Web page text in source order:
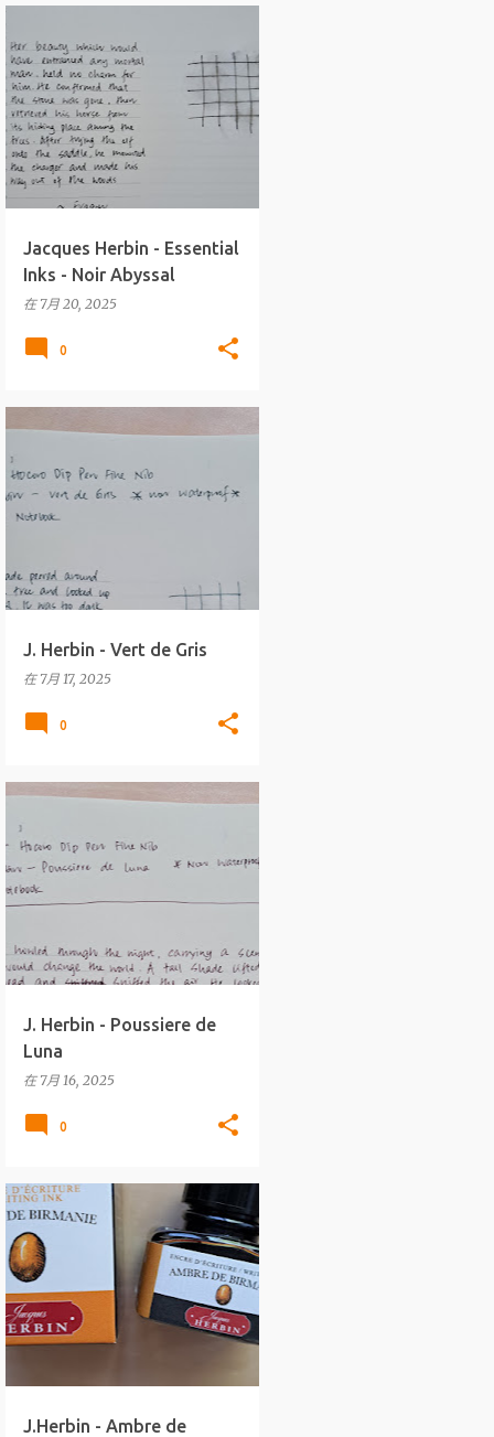
Jacques Herbin - Essential
Inks - Noir Abyssal
在 7月 20, 2025
墨水 J.HERBIN
ESSENTIAL INKS
0
J. Herbin - Vert de Gris
在 7月 17, 2025
WRITING INKS
0
J. Herbin - Poussiere de
Luna
在 7月 16, 2025
WRITING INKS
0
J.Herbin - Ambre de
墨水 J.HERBIN +
WRITING INKS